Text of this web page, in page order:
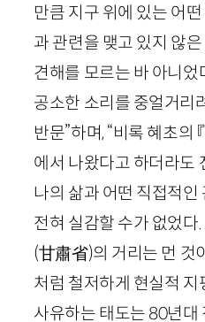
만큼 지구 위에 있는 어
과 관련을 맺고 있지 않
견해를 모르는 바 아니었
공소한 소리를 중얼거리
반문”하며, “비록 혜초의
에서 나왔다고 하더라도
나의 삶과 어떤 직접적
전혀 실감할 수가 없었다
(甘肅省)의 거리는 먼 것
처럼 철저하게 현실적 지
사유하는 태도는 80년대